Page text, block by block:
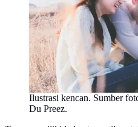
Ilustrasi kencan. Sumber
Du Preez.